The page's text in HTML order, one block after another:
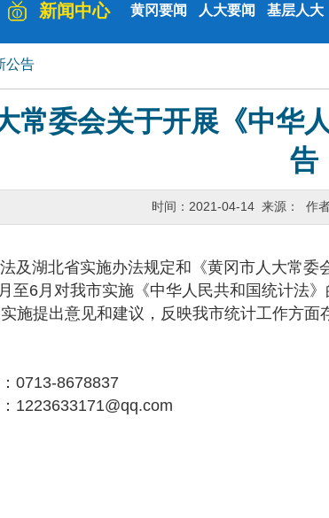
新闻中心 黄冈要闻 人大要闻 基层人大
公告
常委会关于开展《中华
告
时间：2021-04-14 来源： 作
湖北省实施办法规定和《黄冈市人大常委
至6月对我市实施《中华人民共和国统计法
施提出意见和建议，反映我市统计工作方面
8678837